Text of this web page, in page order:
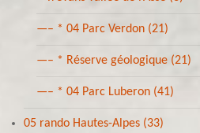
—– * 04 Parc Verdon (21)
—– * Réserve géologique (21)
—– * 04 Parc Luberon (41)
05 rando Hautes-Alpes (33)